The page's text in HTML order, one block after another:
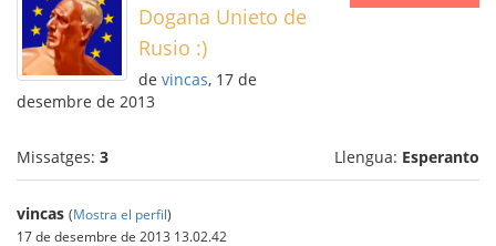
Dogana Unieto de
Rusio :)
de vincas, 17 de
desembre de 2013
Missatges: 3 Llengua: Esperanto
vincas (Mostra el perfil)
17 de desembre de 2013 13.02.42